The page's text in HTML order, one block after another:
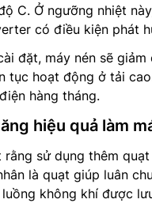
C. Ở ngưỡng nhiệt
có điều kiện phát
đặt, máy nén sẽ
tục hoạt động ở tải
hàng tháng.
hiệu quả làm
sử dụng thêm
là quạt giúp luân
không khí được